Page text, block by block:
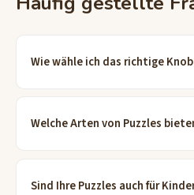
Wie wähle ich das richtige
Welche Arten von Puzzles
Sind Ihre Puzzles auch für